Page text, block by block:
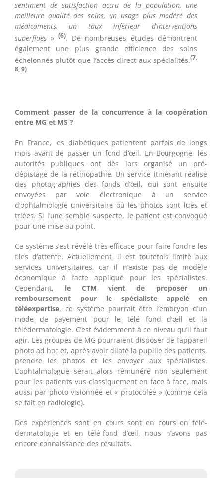
sentiment de satisfaction accru de la population, une
meilleure qualité des soins, un usage plus modéré des
médicaments, un taux inférieur d’interventions
superflues» (6). De nombreuses études démontrent
également une plus grande efficience des soins
échelonnés plutôt que l’accès direct aux spécialités.(7,
8, 9)
Comment passer de la concurrence à la coopération
entre MG et MS ?
En France, les diabétiques patientent parfois de longs
mois avant de passer un fond d’œil. En Bourgogne, les
autorités publiques ont dès lors organisé un pré-
dépistage de la rétinopathie. Un service itinérant réalise
des photographies des fonds d’œil, qui sont ensuite
envoyées par voie électronique à un service
d’ophtalmologie universitaire où les photos sont lues et
triées. Si l’une semble suspecte, le patient est convoqué
pour une mise au point.
Ce système s’est révélé très efficace pour faire fondre les
files d’attente. Actuellement, il est toutefois limité aux
services universitaires, car il n’existe pas de modèle
économique à l’acte appliqué pour les spécialistes.
Cependant, le CTM vient de proposer un
remboursement pour le spécialiste appelé en
téléexpertise, ce système pourrait être l’embryon d’un
mode de payement pour le télé fond d’œil et la
télédermatologie. C’est évidemment à ce niveau qu’il faut
agir. Les groupes de MG pourraient disposer de l’appareil
photo ad hoc et, après avoir dilaté la pupille des patients,
prendre les photos et les envoyer aux spécialistes.
L’ophtalmologue serait alors rémunéré non seulement
pour les patients vus classiquement en face à face, mais
aussi par photo visionnée et « protocolée » (comme cela
se fait en radiologie).
Des expériences sont en cours sont en cours en télé-
dermatologie et en télé-fond d’œil, nous n’avons pas
encore connaissance des résultats.